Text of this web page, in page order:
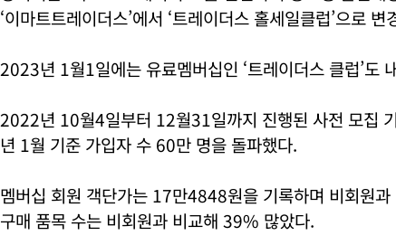
‘이마트트레이더스’에서 ‘트레이더스 홀세일클럽’으로 변
2023년 1월1일에는 유료멤버십인 ‘트레이더스 클럽’도
2022년 10월4일부터 12월31일까지 진행된 사전 모집
년 1월 기준 가입자 수 60만 명을 돌파했다.
멤버십 회원 객단가는 17만4848원을 기록하며 비회원
구매 품목 수는 비회원과 비교해 39% 많았다.